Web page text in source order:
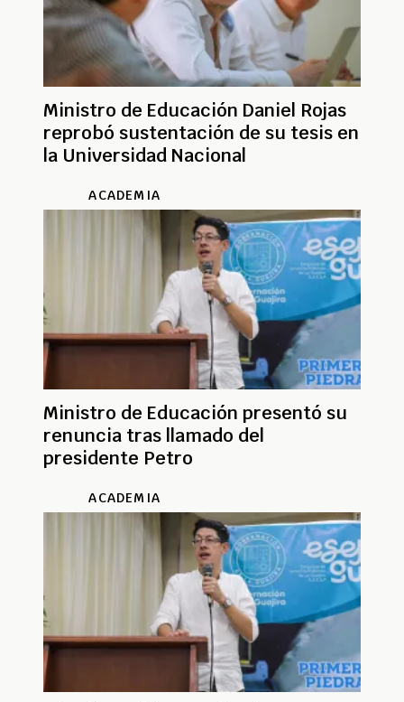
Ministro de Educación Daniel Rojas
reprobó sustentación de su tesis en
la Universidad Nacional
ACADEMIA
Ministro de Educación presentó su
renuncia tras llamado del
presidente Petro
ACADEMIA